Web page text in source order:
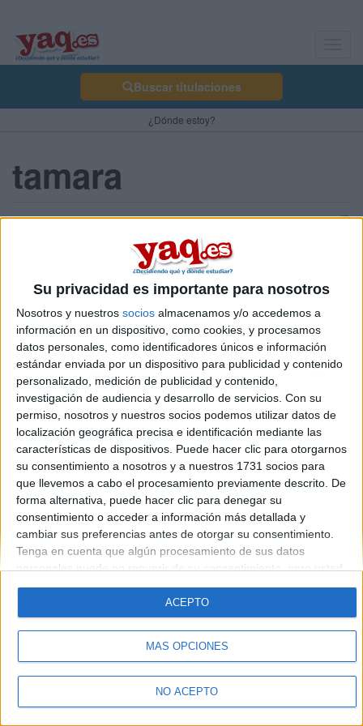
Su privacidad es importante para nosotros
Nosotros y nuestros socios almacenamos y/o accedemos a
información en un dispositivo, como cookies, y procesamos
datos personales, como identificadores únicos e información
estándar enviada por un dispositivo para publicidad y contenido
personalizado, medición de publicidad y contenido,
investigación de audiencia y desarrollo de servicios. Con su
permiso, nosotros y nuestros socios podemos utilizar datos de
localización geográfica precisa e identificación mediante las
características de dispositivos. Puede hacer clic para otorgarnos
su consentimiento a nosotros y a nuestros 1731 socios para
que llevemos a cabo el procesamiento previamente descrito. De
forma alternativa, puede hacer clic para denegar su
consentimiento o acceder a información más detallada y
cambiar sus preferencias antes de otorgar su consentimiento.
Tenga en cuenta que algún procesamiento de sus datos
personales puede no requerir de su consentimiento, pero usted
tiene el derecho de rechazar tal procesamiento. Sus
preferencias se aplicarán solo a este sitio web. Puede cambiar
sus preferencias o retirar su consentimiento en cualquier
momento volviendo a este sitio y haciendo clic en el botón
"Privacidad" en la parte inferior de la página web.
MÁS OPCIONES
NO ACEPTO
ACEPTO
Buscar titulaciones
¿Dónde estoy?
tamara
Soy:
Chica
Nombre:
tamara
Elige las carreras que más te interesan:Ciencias Políticas y
de la Administración Pública
Universidades que te interesan: Universidad de Almería
Universidades que te interesan: Universidad de Salamanca
Quiénes somos|Contactar|Anúnciate
Aviso legal|Politica de privacidad|Condiciones generales
de cookies
© 2003-2026Compás Mediterráneo S.L.- Diego de León 47 - 28006
Madrid [ESPAÑA] - Tel. +34 91 593 2767